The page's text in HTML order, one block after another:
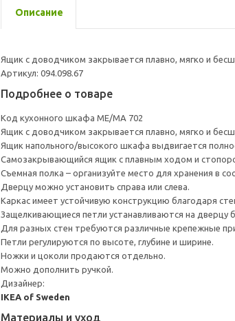
Описание
Ящик с доводчиком закрывается плавно, мягко и
Артикул: 094.098.67
Подробнее о товаре
Код кухонного шкафа ME/MA 702
Ящик с доводчиком закрывается плавно, мягко и
Ящик напольного/высокого шкафа выдвигается
Cамозакрывающийся ящик с плавным ходом и
Съемная полка – организуйте место для хранения в
Дверцу можно установить справа или слева.
Каркас имеет устойчивую конструкцию благодаря
Защелкивающиеся петли устанавливаются на дверцу
Для разных стен требуются различные крепежные
Петли регулируются по высоте, глубине и ширине.
Ножки и цоколи продаются отдельно.
Можно дополнить ручкой.
Дизайнер:
IKEA of Sweden
Материалы и уход